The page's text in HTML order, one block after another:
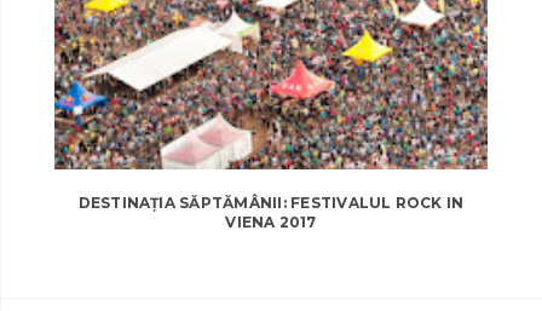
DESTINAȚIA SĂPTĂMÂNII: FESTIVALUL ROCK IN
VIENA 2017